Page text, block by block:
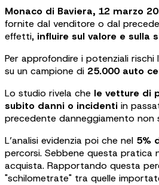
Monaco di Baviera, 12 marzo
fornite dal venditore o dal
effetti, influire sul valore e sulla
Per approfondire i potenziali
su un campione di 25.000 auto
Lo studio rivela che le vetture di
subito danni o incidenti in
precedente danneggiamento non
L’analisi evidenzia poi che nel 5%
percorsi. Sebbene questa pratica
acquista. Rapportando questa
"schilometrate" tra quelle